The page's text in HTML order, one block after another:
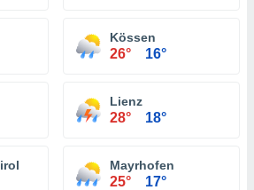
Kössen
26° 16°
Lienz
28° 18°
Mayrhofen
25° 17°